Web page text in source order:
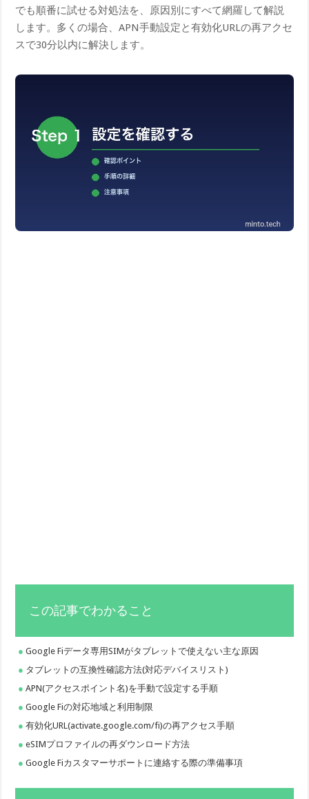
でも順番に試せる対処法を、原因別にすべて網羅して解説
します。多くの場合、APN手動設定と有効化URLの再アクセ
スで30分以内に解決します。
この記事でわかること
Google Fiデータ専用SIMがタブレットで使えない主な原因
タブレットの互換性確認方法(対応デバイスリスト)
APN(アクセスポイント名)を手動で設定する手順
Google Fiの対応地域と利用制限
有効化URL(activate.google.com/fi)の再アクセス手順
eSIMプロファイルの再ダウンロード方法
Google Fiカスタマーサポートに連絡する際の準備事項